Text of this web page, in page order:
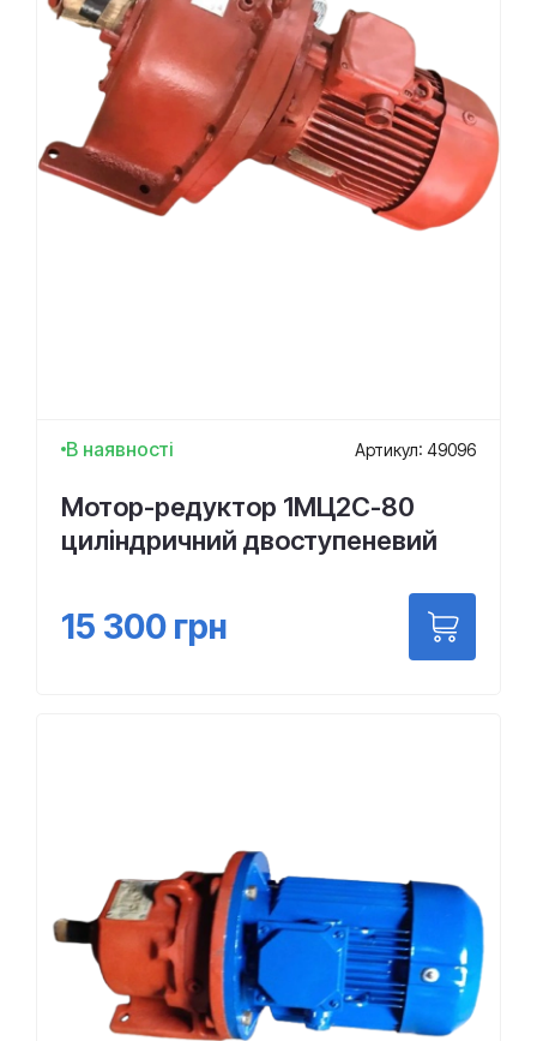
В наявності Артикул: 49096
Мотор-редуктор 1МЦ2С-80
циліндричний двоступеневий
15 300 грн